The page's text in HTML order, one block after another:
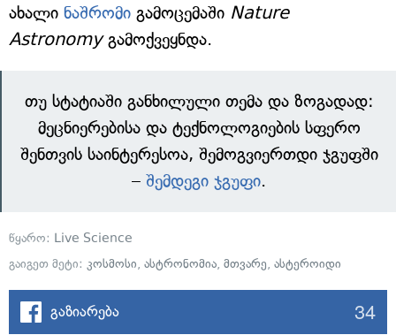
ახალი ნაშრომი გამოცემაში Nature
Astronomyგამოქვეყნდა.
თუ სტატიაში განხილული თემა და ზოგადად:
მეცნიერებისა და ტექნოლოგიების სფერო
შენთვის საინტერესოა, შემოგვიერთდი ჯგუფში
– შემდეგი ჯგუფი.
წყარო: Live Science
გაიგეთ მეტი: კოსმოსი, ასტრონომია, მთვარე, ასტეროიდი
გაზიარება 34